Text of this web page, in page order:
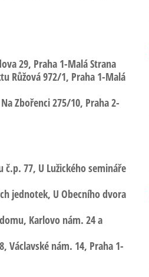
29, Praha 1-Malá Strana
Růžová 972/1, Praha 1-Malá
Zbořenci 275/10, Praha 2-
č.p. 77, U Lužického semináře
jednotek, U Obecního dvora
, Karlovo nám. 24 a
, Václavské nám. 14, Praha 1-